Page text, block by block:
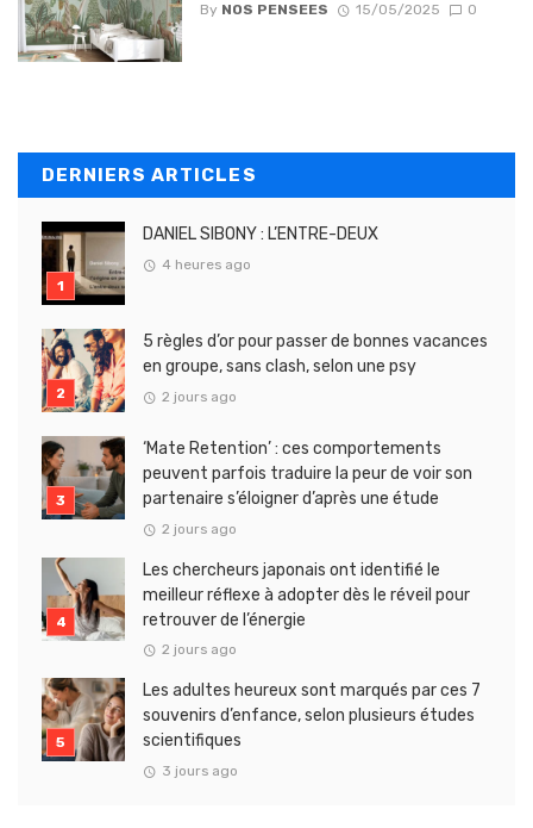
By NOS PENSEES 15/05/2025 0
DERNIERS ARTICLES
DANIEL SIBONY : L’ENTRE-DEUX
4 heures ago
5 règles d’or pour passer de bonnes vacances
en groupe, sans clash, selon une psy
2 jours ago
‘Mate Retention’ : ces comportements
peuvent parfois traduire la peur de voir son
partenaire s’éloigner d’après une étude
2 jours ago
Les chercheurs japonais ont identifié le
meilleur réflexe à adopter dès le réveil pour
retrouver de l’énergie
2 jours ago
Les adultes heureux sont marqués par ces 7
souvenirs d’enfance, selon plusieurs études
scientifiques
3 jours ago